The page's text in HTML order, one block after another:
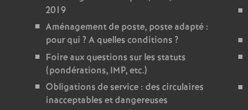
2019
Aménagement de poste, poste adapté :
pour qui ? A quelles conditions ?
Foire aux questions sur les statuts
(pondérations, IMP, etc.)
Obligations de service : des circulaires
inacceptables et dangereuses